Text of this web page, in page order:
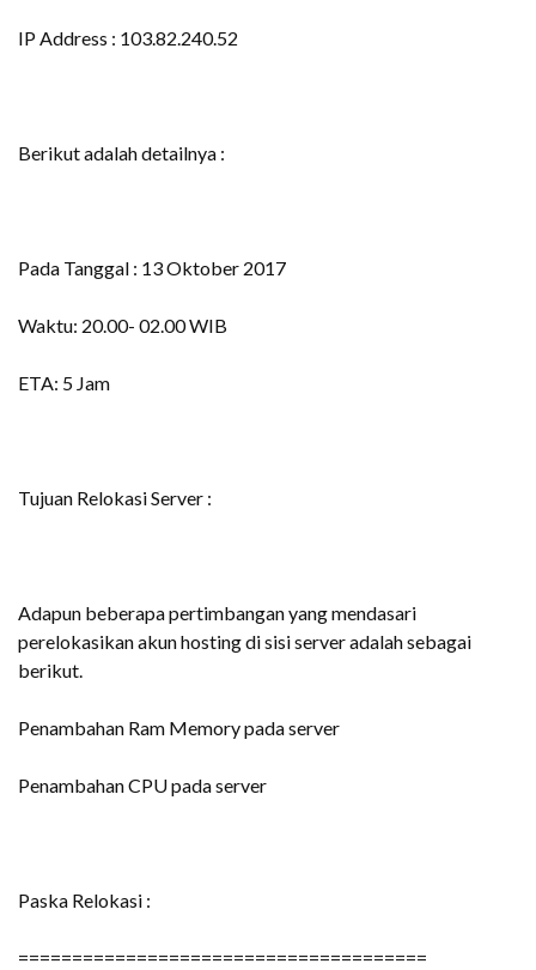
IP Address : 103.82.240.52
Berikut adalah detailnya :
Pada Tanggal : 13 Oktober 2017
Waktu: 20.00- 02.00 WIB
ETA: 5 Jam
Tujuan Relokasi Server :
Adapun beberapa pertimbangan yang mendasari
perelokasikan akun hosting di sisi server adalah sebagai
berikut.
Penambahan Ram Memory pada server
Penambahan CPU pada server
Paska Relokasi :
======================================